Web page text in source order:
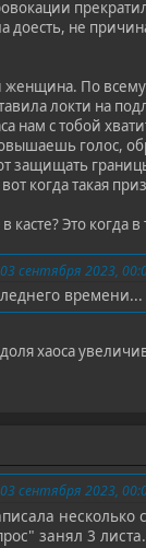
доесть, не
женщина. По
локти на
нам с тобой
голос,
защищать
когда такая
касте? Это когда
сентября 2023,
хаоса
сентября 2023,
несколько
занял 3